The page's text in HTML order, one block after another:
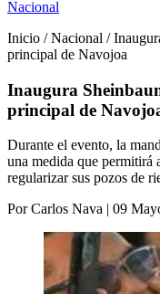
Nacional
Inicio / Nacional /
principal de Navojoa
Inaugura
principal de
Durante el evento, la
una medida que permitirá
regularizar sus pozos de
Por Carlos Nava | 09